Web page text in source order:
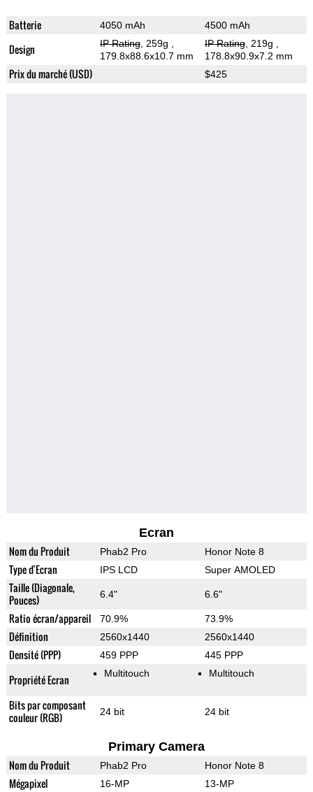
Batterie 4050 mAh 4500 mAh
Design IP Rating, 259g
179.8x88.6x10.7 mm
IP Rating, 219g
178.8x90.9x7.2 mm
Prix du marché (USD) $425
Ecran
Nom du Produit Phab2 Pro Honor Note 8
Type d'Ecran IPS LCD Super AMOLED
Taille (Diagonale,
Pouces)
6.4" 6.6"
Ratio écran/appareil 70.9% 73.9%
Définition 2560x1440 2560x1440
Densité (PPP) 459 PPP 445 PPP
Propriété Ecran Multitouch Multitouch
Bits par composant
couleur (RGB)
24 bit 24 bit
Primary Camera
Nom du Produit Phab2 Pro Honor Note 8
Mégapixel 16-MP 13-MP